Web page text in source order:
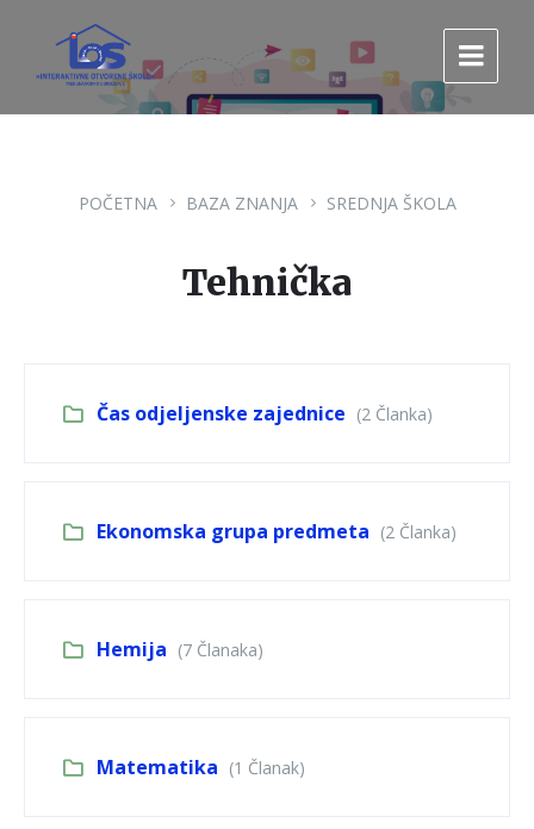
sadržaj
glavnu
navigaciju.
POČETNA BAZA ZNANJA SREDNJA ŠKOLA
Tehnička
Čas odjeljenske zajednice (2 Članka)
Ekonomska grupa predmeta (2 Članka)
Hemija (7 Članaka)
Matematika (1 Članak)